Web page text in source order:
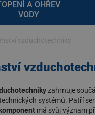
A OHŘEV
VODY
vzduchotechniky
zahrnuje
systémů. Patří
má svůj význam